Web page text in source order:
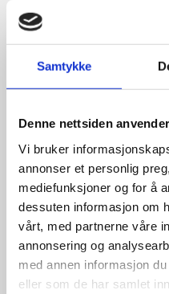
Samtykke
Denne nettsiden
Vi bruker
annonser et personlig
mediefunksjoner og for å
dessuten informasjon om
vårt, med partnerne våre
annonsering og
med annen informasjon
eller som de har samlet
Relaterte
Nexen
kr
Se